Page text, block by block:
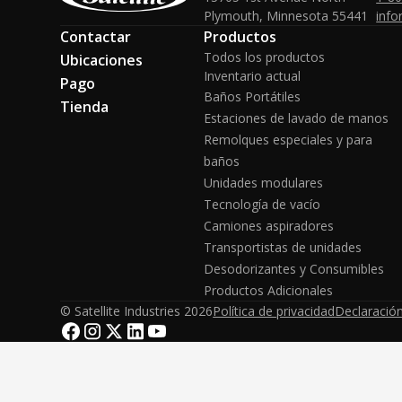
Plymouth, Minnesota 55441
Contactar
Ubicaciones
Pago
Tienda
Productos
Todos los productos
Inventario actual
Baños Portátiles
Estaciones de lavado de manos
Remolques especiales y para
baños
Unidades modulares
Tecnología de vacío
Camiones aspiradores
Transportistas de unidades
Desodorizantes y Consumibles
Productos Adicionales
© Satellite Industries 2026Política de privacidad